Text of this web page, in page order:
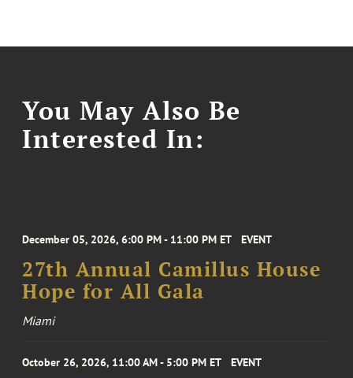
You May Also Be
Interested In:
December 05, 2026, 6:00 PM - 11:00 PM ET EVENT
27th Annual Camillus House
Hope for All Gala
Miami
October 26, 2026, 11:00 AM - 5:00 PM ET EVENT